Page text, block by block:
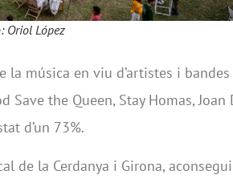
Oriol López
música en viu d’artistes i bandes
the Queen, Stay Homas, Joan
d’un 73%.
de la Cerdanya i Girona,